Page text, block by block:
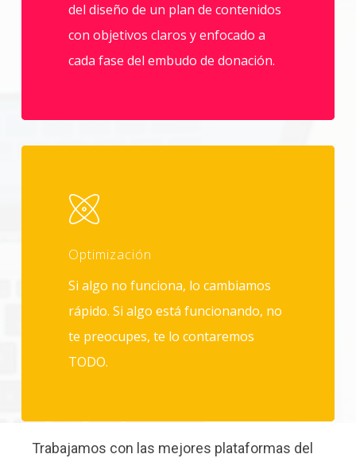
del diseño de un plan de contenidos
con objetivos claros y enfocado a
cada fase del embudo de donación.
Optimización
Si algo no funciona, lo cambiamos
rápido. Si algo está funcionando, no
te preocupes, te lo contaremos
TODO.
Trabajamos con las mejores plataformas del